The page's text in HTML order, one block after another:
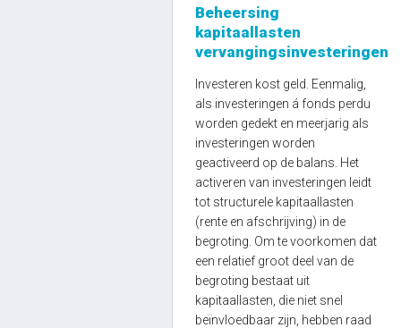
Beheersing
kapitaallasten
vervangingsinvesteringen
Investeren kost geld. Eenmalig,
als investeringen á fonds perdu
worden gedekt en meerjarig als
investeringen worden
geactiveerd op de balans. Het
activeren van investeringen leidt
tot structurele kapitaallasten
(rente en afschrijving) in de
begroting. Om te voorkomen dat
een relatief groot deel van de
begroting bestaat uit
kapitaallasten, die niet snel
beïnvloedbaar zijn, hebben raad